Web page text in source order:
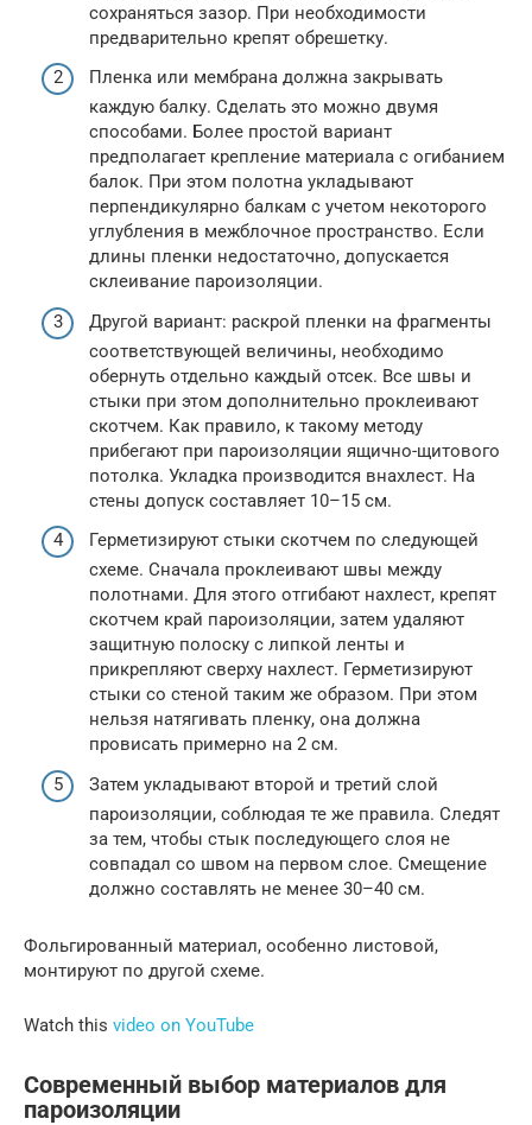
сохраняться зазор. При необходимости
предварительно крепят обрешетку.
Пленка или мембрана должна закрывать
каждую балку. Сделать это можно двумя
способами. Более простой вариант
предполагает крепление материала с огибанием
балок. При этом полотна укладывают
перпендикулярно балкам с учетом некоторого
углубления в межблочное пространство. Если
длины пленки недостаточно, допускается
склеивание пароизоляции.
Другой вариант: раскрой пленки на фрагменты
соответствующей величины, необходимо
обернуть отдельно каждый отсек. Все швы и
стыки при этом дополнительно проклеивают
скотчем. Как правило, к такому методу
прибегают при пароизоляции ящично-щитового
потолка. Укладка производится внахлест. На
стены допуск составляет 10–15 см.
Герметизируют стыки скотчем по следующей
схеме. Сначала проклеивают швы между
полотнами. Для этого отгибают нахлест, крепят
скотчем край пароизоляции, затем удаляют
защитную полоску с липкой ленты и
прикрепляют сверху нахлест. Герметизируют
стыки со стеной таким же образом. При этом
нельзя натягивать пленку, она должна
провисать примерно на 2 см.
Затем укладывают второй и третий слой
пароизоляции, соблюдая те же правила. Следят
за тем, чтобы стык последующего слоя не
совпадал со швом на первом слое. Смещение
должно составлять не менее 30–40 см.
Фольгированный материал, особенно листовой,
монтируют по другой схеме.
Watch this video on YouTube
Современный выбор материалов для
пароизоляции